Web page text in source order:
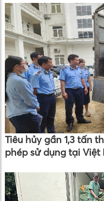
Tiêu hủy gần 1,3 tấn
phép sử dụng tại Việt